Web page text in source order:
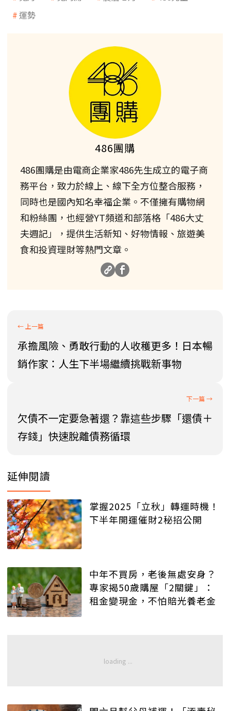
運勢
486團購
486團購是由電商企業家486先生成立的電子商
務平台，致力於線上、線下全方位整合服務，
同時也是國內知名幸福企業。不僅擁有購物網
和粉絲團，也經營YT頻道和部落格「486大丈
夫週記」，提供生活新知、好物情報、旅遊美
食和投資理財等熱門文章。
承擔風險、勇敢行動的人收穫更多！日本暢
銷作家：人生下半場繼續挑戰新事物
欠債不一定要急著還？靠這些步驟「還債＋
存錢」快速脫離債務循環
延伸閱讀
掌握2025「立秋」轉運時機！
下半年開運催財2秘招公開
中年不買房，老後無處安身？
專家揭50歲購屋「2關鍵」：
租金變現金，不怕賠光養老金